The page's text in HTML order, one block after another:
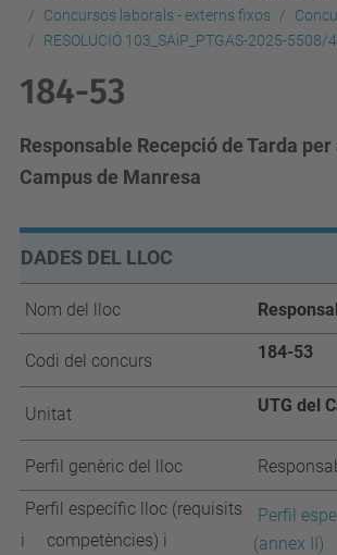
Concursos laborals - externs fixos
RESOLUCIÓ 103_SAiP_PTGAS-2025-5508/
184-53
Responsable Recepció de Tarda per
Campus de Manresa
DADES DEL LLOC
Nom del lloc
Codi del concurs 184-53
Unitat UTG del
Perfil genèric del lloc
Perfil específic lloc (requisits
i competències) i
Perfil
(annex II)